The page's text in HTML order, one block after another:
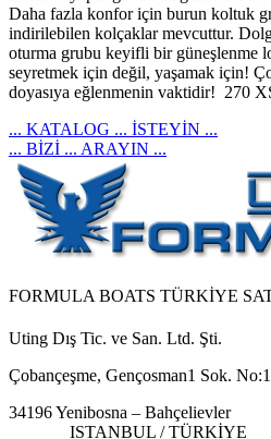
Daha fazla konfor için burun koltuk
indirilebilen kolçaklar mevcuttur.
oturma grubu keyifli bir güneşlenme
seyretmek için değil, yaşamak için!
doyasıya eğlenmenin vaktidir! 270
... KATALOG ... İSTEYİN ...
... BİZİ ... ARAYIN ...
FORMULA BOATS TÜRKİYE
Uting Dış Tic. ve San. Ltd. Şti.
Çobançeşme, Gençosman1 Sok.
34196 Yenibosna – Bahçelievler
ISTANBUL / TÜRKİYE